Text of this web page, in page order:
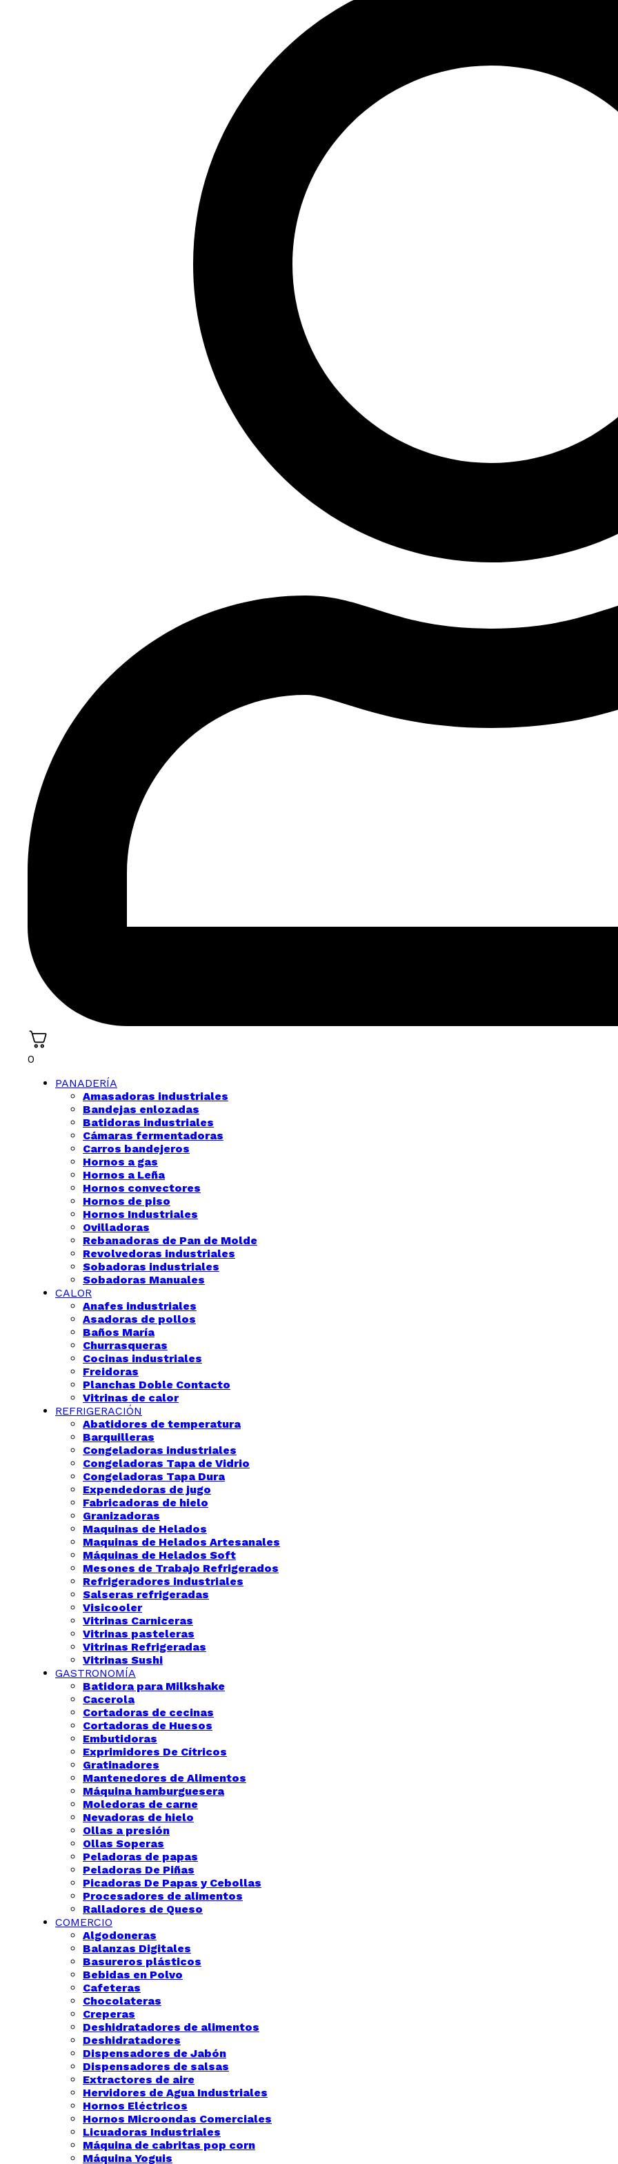
0
PANADERÍA
Amasadoras industriales
Bandejas enlozadas
Batidoras industriales
Cámaras fermentadoras
Carros bandejeros
Hornos a gas
Hornos a Leña
Hornos convectores
Hornos de piso
Hornos Industriales
Ovilladoras
Rebanadoras de Pan de Molde
Revolvedoras industriales
Sobadoras industriales
Sobadoras Manuales
CALOR
Anafes industriales
Asadoras de pollos
Baños María
Churrasqueras
Cocinas industriales
Freidoras
Planchas Doble Contacto
Vitrinas de calor
REFRIGERACIÓN
Abatidores de temperatura
Barquilleras
Congeladoras industriales
Congeladoras Tapa de Vidrio
Congeladoras Tapa Dura
Expendedoras de jugo
Fabricadoras de hielo
Granizadoras
Maquinas de Helados
Maquinas de Helados Artesanales
Máquinas de Helados Soft
Mesones de Trabajo Refrigerados
Refrigeradores industriales
Salseras refrigeradas
Visicooler
Vitrinas Carniceras
Vitrinas pasteleras
Vitrinas Refrigeradas
Vitrinas Sushi
GASTRONOMÍA
Batidora para Milkshake
Cacerola
Cortadoras de cecinas
Cortadoras de Huesos
Embutidoras
Exprimidores De Cítricos
Gratinadores
Mantenedores de Alimentos
Máquina hamburguesera
Moledoras de carne
Nevadoras de hielo
Ollas a presión
Ollas Soperas
Peladoras de papas
Peladoras De Piñas
Picadoras De Papas y Cebollas
Procesadores de alimentos
Ralladores de Queso
COMERCIO
Algodoneras
Balanzas Digitales
Basureros plásticos
Bebidas en Polvo
Cafeteras
Chocolateras
Creperas
Deshidratadores de alimentos
Deshidratadores
Dispensadores de Jabón
Dispensadores de salsas
Extractores de aire
Hervidores de Agua Industriales
Hornos Eléctricos
Hornos Microondas Comerciales
Licuadoras Industriales
Máquina de cabritas pop corn
Máquina Yoguis